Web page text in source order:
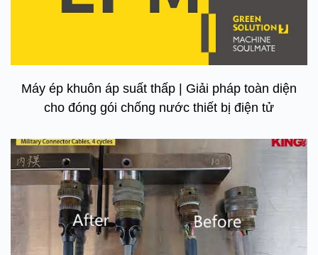
Máy ép khuôn áp suất thấp | Giải pháp toàn diện
cho đóng gói chống nước thiết bị điện tử